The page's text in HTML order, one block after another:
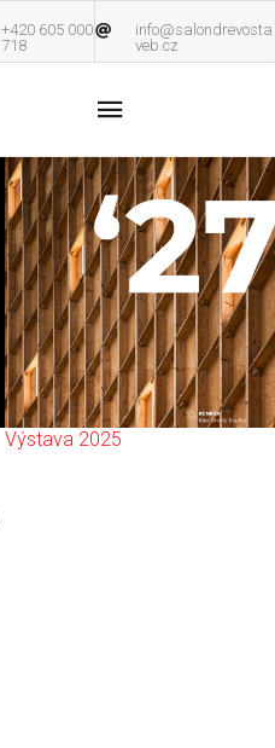
+420 605 000
718
info@salondrevosta
veb.cz
Výstava 2025